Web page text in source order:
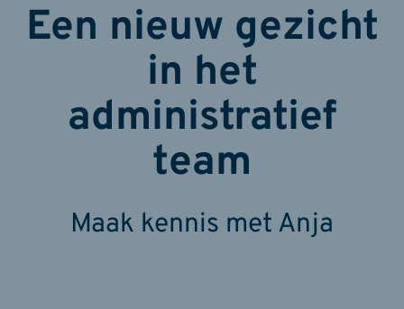
Een nieuw gezicht
in het
administratief
team
Maak kennis met Anja